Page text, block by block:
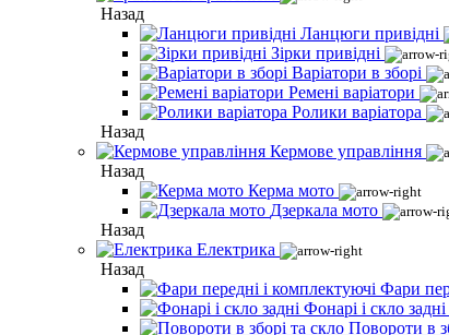
Назад
Ланцюги привідні
Зірки привідні
Варіатори в зборі
Ремені варіатори
Ролики варіатора
Назад
Кермове управління
Назад
Керма мото
Дзеркала мото
Назад
Електрика
Назад
Фари
Фонарі і скло задні
Повороти в